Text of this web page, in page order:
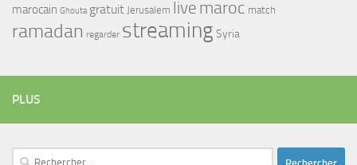
marocain Ghouta gratuit Jerusalem live maroc match
ramadan regarder streamingSyria
PLUS
Rechercher :